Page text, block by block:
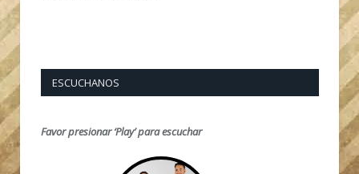
ESCUCHANOS
Favor presionar ‘Play’ para escuchar